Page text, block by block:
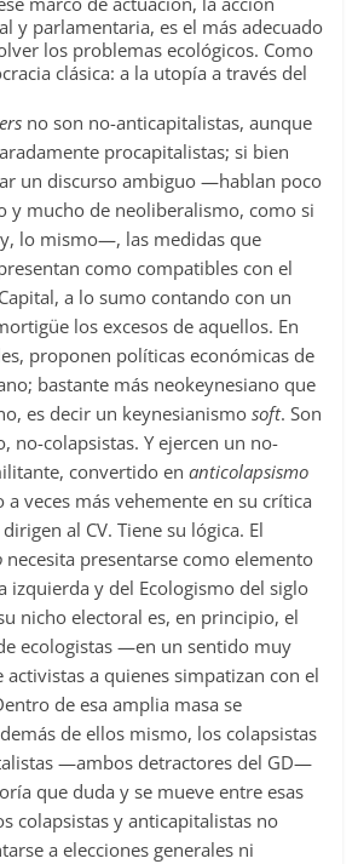
y parlamentaria, es el más adecuado
los problemas ecológicos. Como
clásica: a la utopía a través del
no son no-anticapitalistas, aunque
procapitalistas; si bien
un discurso ambiguo —hablan poco
y mucho de neoliberalismo, como si
lo mismo—, las medidas que
como compatibles con el
a lo sumo contando con un
los excesos de aquellos. En
proponen políticas económicas de
bastante más neokeynesiano que
es decir un keynesianismosoft. Son
no-colapsistas. Y ejercen un no-
convertido enanticolapsismo
a veces más vehemente en su crítica
al CV. Tiene su lógica. El
necesita presentarse como elemento
izquierda y del Ecologismo del siglo
nicho electoral es, en principio, el
ecologistas —en un sentido muy
activistas a quienes simpatizan con el
de esa amplia masa se
de ellos mismo, los colapsistas
—ambos detractores del GD—
que duda y se mueve entre esas
colapsistas y anticapitalistas no
a elecciones generales ni